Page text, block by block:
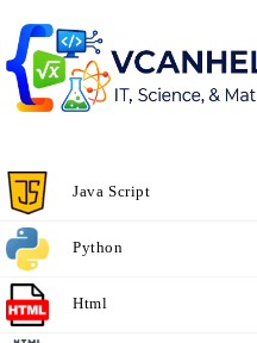
Java Script
Python
Html